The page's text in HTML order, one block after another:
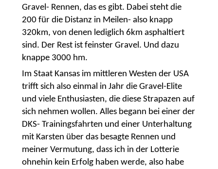
Gravel- Rennen, das es gibt. Dabei steht die
200 für die Distanz in Meilen- also knapp
320km, von denen lediglich 6km asphaltiert
sind. Der Rest ist feinster Gravel. Und dazu
knappe 3000 hm.
Im Staat Kansas im mittleren Westen der USA
trifft sich also einmal in Jahr die Gravel-Elite
und viele Enthusiasten, die diese Strapazen auf
sich nehmen wollen. Alles begann bei einer der
DKS- Trainingsfahrten und einer Unterhaltung
mit Karsten über das besagte Rennen und
meiner Vermutung, dass ich in der Lotterie
ohnehin kein Erfolg haben werde, also habe